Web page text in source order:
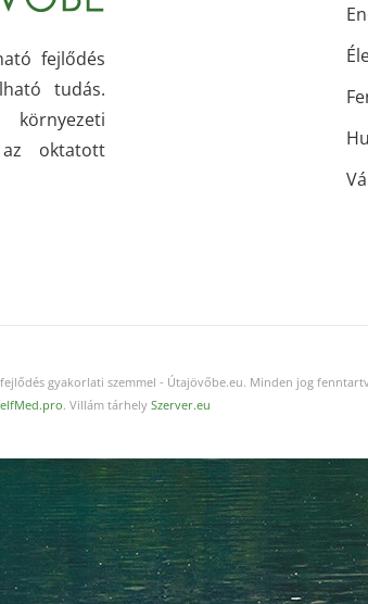
fejlődés
tudás.
az oktatott
gyakorlati szemmel - Útajövőbe.eu. Minden jog
. Villám tárhely Szerver.eu